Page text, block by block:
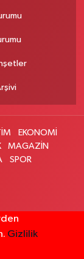
MUHTARLIĞI
altında.
400 mt sonra
EKONOMİ
MAGAZİN
SPOR
Gizlilik